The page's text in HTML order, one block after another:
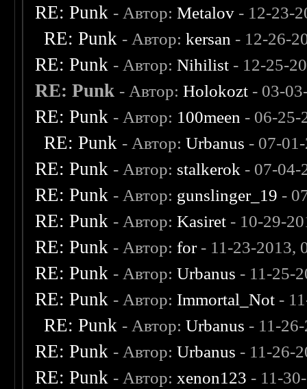
RE: Punk - Автор:Metalov - 12-23-
RE: Punk - Автор:kersan - 12-26-
RE: Punk - Автор:Nihilist - 12-25-
RE: Punk - Автор:Holokozt - 03-
RE: Punk - Автор: 100meen - 06-25-
RE: Punk - Автор:Urbanus - 07-
RE: Punk - Автор: stalkerok - 07-04-
RE: Punk - Автор: gunslinger_19 -
RE: Punk - Автор:Kasiret - 10-29-
RE: Punk - Автор:for- 11-23-2013,
RE: Punk - Автор:Urbanus - 11-25-
RE: Punk - Автор: Immortal_Not -
RE: Punk - Автор:Urbanus - 11-
RE: Punk - Автор:Urbanus - 11-26-
RE: Punk - Автор:xenon123 - 11-